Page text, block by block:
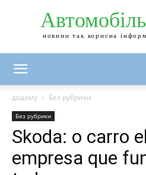
новини так корисна
додому Без рубрики
Без рубрики
Skoda: o carro
empresa que